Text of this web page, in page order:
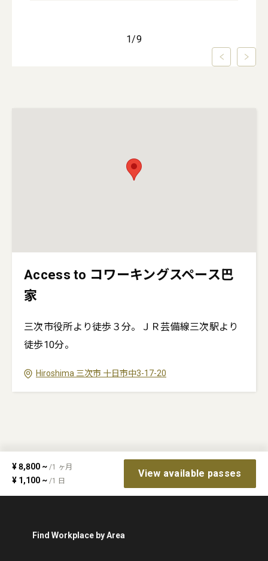
1/9
Access to コワーキングスペース巴
家
三次市役所より徒歩３分。ＪＲ芸備線三次駅より
徒歩10分。
Hiroshima 三次市 十日市中3-17-20
¥8,800 ~ /1 ヶ月
¥ 1,100 ~ /1 日
View available passes
Find Workplace by Area